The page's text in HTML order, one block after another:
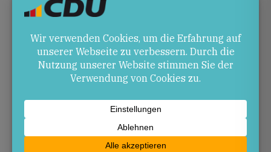
Ausblick
Die Auseinandersetzung um Bas’ Rede wird
weitergehen, während die Bürgergeld-Reform noch in
diesem Jahr beschlossen werden soll. Ob die
Erwartungen gerecht wird, bleibt abzuwarten.
Quellen